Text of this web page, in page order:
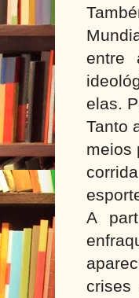
entre
elas.
Tanto
meios
A